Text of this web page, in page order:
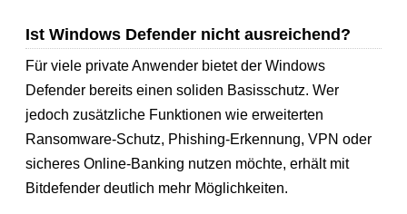
Ist Windows Defender nicht ausreichend?
Für viele private Anwender bietet der Windows
Defender bereits einen soliden Basisschutz. Wer
jedoch zusätzliche Funktionen wie erweiterten
Ransomware-Schutz, Phishing-Erkennung, VPN oder
sicheres Online-Banking nutzen möchte, erhält mit
Bitdefender deutlich mehr Möglichkeiten.